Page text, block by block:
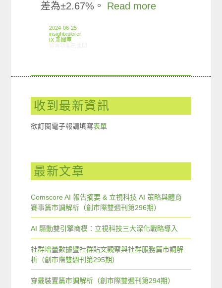
差為±2.67%。 Read more
2024-06-25
insightxplorer
IX 新聞室
收到最新資訊
欲訂閱電子報請填寫表單
最新文章
Comscore AI 報告摘要 & 立視科技 AI 策略與體育
賽事篇市調解析（創市際雙週刊第296期）
AI 驅動雙引擎商模：立視科技三大深化戰略導入
社群增量數據暨社群貼文觀察與社群服務篇市調解
析（創市際雙週刊第295期）
穿戴裝置篇市調解析（創市際雙週刊第294期）